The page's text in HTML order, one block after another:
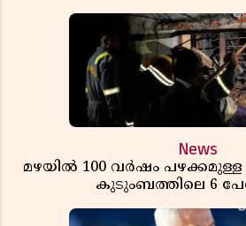
News
മഴയിൽ 100 വർഷം
കുടുംബത്തിലെ 6